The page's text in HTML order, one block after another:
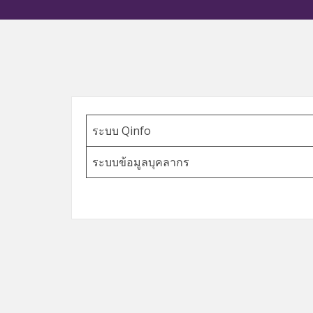
ระบบ Qinfo
ระบบข้อมูลบุคลากร